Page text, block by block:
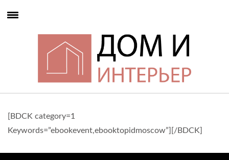
[BDCK category=1
Keywords=”ebookevent,ebooktopidmoscow”][/BDCK]